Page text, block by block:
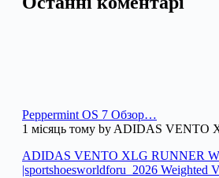
Peppermint OS 7 Обзор…
1 місяць тому by ADIDAS VENTO
ADIDAS VENTO XLG RUNNER
|sportshoesworldforu_2026 Weighted